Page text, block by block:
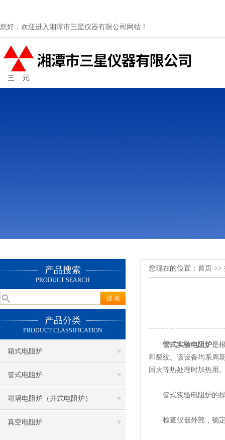
您好，欢迎进入湘潭市三星仪器有限公司网站！
产品搜索
PRODUCT SEARCH
产品分类
PRODUCT CLASSIFICATION
箱式电阻炉
管式电阻炉
坩埚电阻炉（井式电阻炉）
真空电阻炉
您现在的位置： 首页 >>
管式实验电阻炉是
和裂纹。该设备均系周
回火等热处理时加热用
管式实验电阻炉的操
检查仪器外部，确定